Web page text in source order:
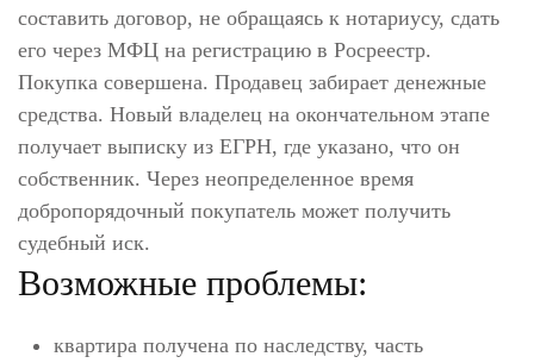
составить договор, не обращаясь к нотариусу, сдать
его через МФЦ на регистрацию в Росреестр.
Покупка совершена. Продавец забирает денежные
средства. Новый владелец на окончательном этапе
получает выписку из ЕГРН, где указано, что он
собственник. Через неопределенное время
добропорядочный покупатель может получить
судебный иск.
Возможные проблемы:
квартира получена по наследству, часть